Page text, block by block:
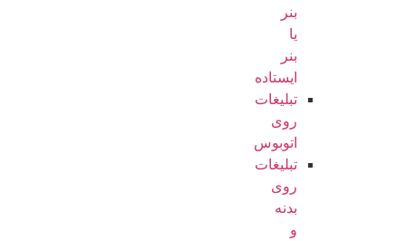
بنر
یا
بنر
ایستاده
تبلیغات
روی
اتوبوس
تبلیغات
روی
بدنه
و